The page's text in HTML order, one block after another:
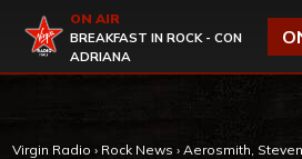
Virgin Radio
ON AIR
BREAKFAST IN ROCK - CON
ADRIANA
Virgin Radio › Rock News › Aerosmith,